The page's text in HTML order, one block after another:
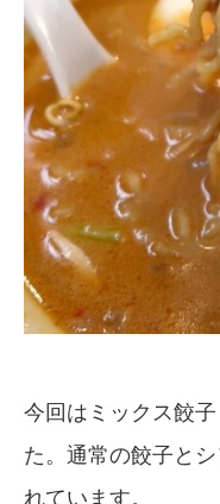
今回はミックス餃
た。通常の餃子と
れています。